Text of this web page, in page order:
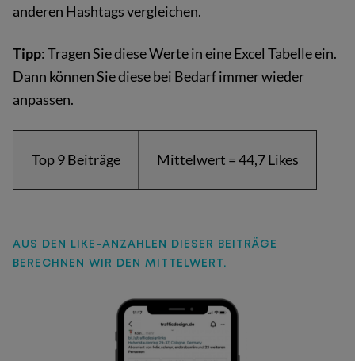
anderen Hashtags vergleichen.
Tipp: Tragen Sie diese Werte in eine Excel Tabelle ein.
Dann können Sie diese bei Bedarf immer wieder
anpassen.
Top 9 Beiträge Mittelwert = 44,7 Likes
AUS DEN LIKE-ANZAHLEN DIESER BEITRÄGE
BERECHNEN WIR DEN MITTELWERT.